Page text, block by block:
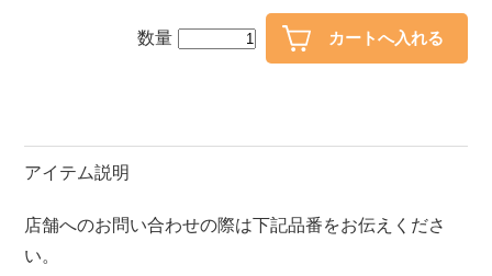
長皿・さんま皿 付出皿
ポット 急須
数量
アイテム説明
店舗へのお問い合わせの際は下記品番をお伝えくださ
い。